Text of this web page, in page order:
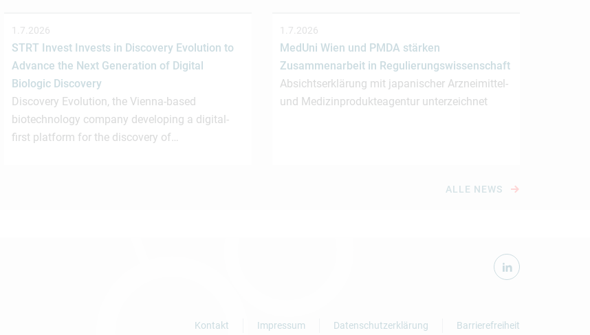
1.7.2026
STRT Invest Invests in Discovery Evolution to
Advance the Next Generation of Digital
Biologic Discovery
Discovery Evolution, the Vienna-based
biotechnology company developing a digital-
first platform for the discovery of…
1.7.2026
MedUni Wien und PMDA stärken
Zusammenarbeit in Regulierungswissenschaft
Absichtserklärung mit japanischer Arzneimittel-
und Medizinprodukteagentur unterzeichnet
ALLE NEWS
Kontakt
Impressum Datenschutzerklärung Barrierefreiheit